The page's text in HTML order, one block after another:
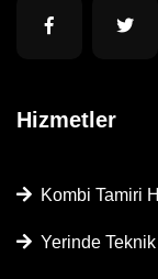
Hizmetler
Kombi Tamiri
Yerinde